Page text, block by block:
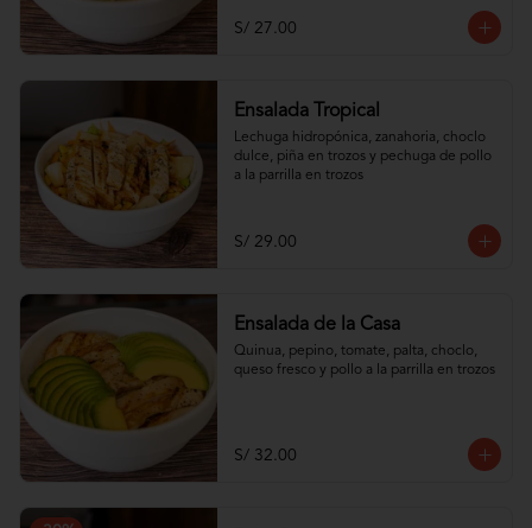
S/ 27.00
Ensalada Tropical
Lechuga hidropónica, zanahoria, choclo
dulce, piña en trozos y pechuga de pollo
a la parrilla en trozos
S/ 29.00
Ensalada de la Casa
Quinua, pepino, tomate, palta, choclo,
queso fresco y pollo a la parrilla en trozos
S/ 32.00